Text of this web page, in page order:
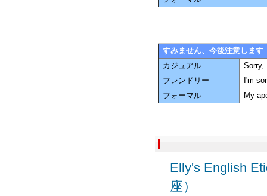
すみません、今後注意します
カジュアル
Sorry,
フレンドリー
I'm
フォーマル
My
Elly's English
座）